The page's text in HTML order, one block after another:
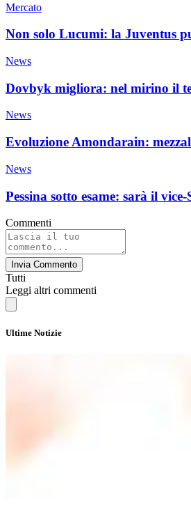
Mercato
Non solo Lucumi: la Juventus
News
Dovbyk migliora: nel mirino il
News
Evoluzione Amondarain:
News
Pessina sotto esame: sarà il
Commenti
Invia Commento
Tutti
Leggi altri commenti
Ultime Notizie